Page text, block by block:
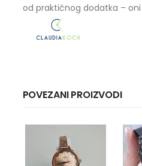
od praktičnog dodatka –
POVEZANI PROIZVODI